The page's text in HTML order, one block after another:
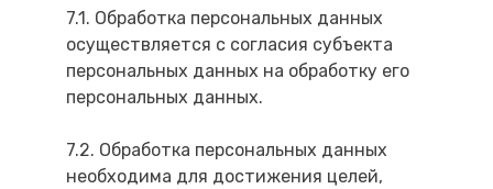
7.1. Обработка персональных данных
осуществляется с согласия субъекта
персональных данных на обработку его
персональных данных.
7.2. Обработка персональных данных
необходима для достижения целей,